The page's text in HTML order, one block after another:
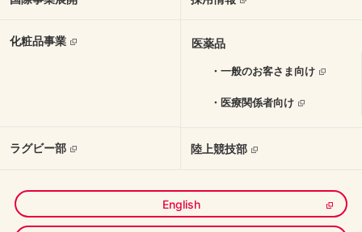
English
化粧品事業 医薬品
・一般のお客さま向け
・医療関係者向け
ラグビー部 陸上競技部